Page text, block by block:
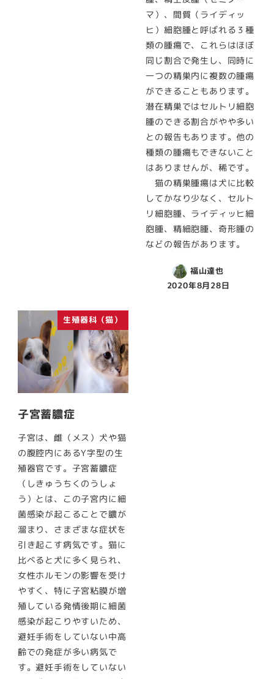
マ）、間質（ライディッ
ヒ）細胞腫と呼ばれる３種
類の腫瘍で、これらはほぼ
同じ割合で発生し、同時に
一つの精巣内に複数の腫瘍
ができることもあります。
潜在精巣ではセルトリ細胞
腫のできる割合がやや多い
との報告もあります。他の
種類の腫瘍もできないこと
はありませんが、稀です。
猫の精巣腫瘍は犬に比較
してかなり少なく、セルト
リ細胞腫、ライディッヒ細
胞腫、精細胞腫、奇形腫の
などの報告があります。
福山達也
2020年8月28日
生殖器科（猫）
子宮蓄膿症
子宮は、雌（メス）犬や猫
の腹腔内にあるY字型の生
殖器官です。子宮蓄膿症
（しきゅうちくのうしょ
う）とは、この子宮内に細
菌感染が起こることで膿が
溜まり、さまざまな症状を
引き起こす病気です。猫に
比べると犬に多く見られ、
女性ホルモンの影響を受け
やすく、特に子宮粘膜が増
殖している発情後期に細菌
感染が起こりやすいため、
避妊手術をしていない中高
齢での発症が多い病気で
す。避妊手術をしていない